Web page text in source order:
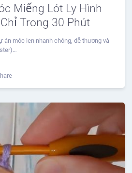
Miếng Lót Ly Hình
Trong 30 Phút
án móc len nhanh chóng, dễ thương và